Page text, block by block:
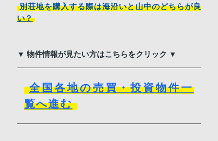
別荘地を購入する際は海沿いと山中のどちらが良
い？
▼ 物件情報が見たい方はこちらをクリック ▼
全国各地の売買・投資物件一
覧へ進む